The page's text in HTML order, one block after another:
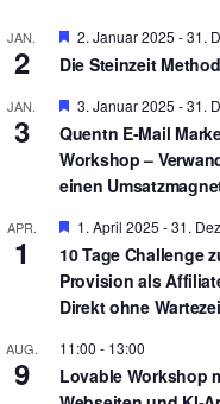
JAN.
2
H
r
o
r
e
h
b
e
n
2. Januar 2025 -31.
Die Steinzeit
JAN.
3
H
r
v
o
r
g
e
h
o
b
e
3. Januar 2025 -31.
Quentn E-Mail
Workshop –
einen
APR.
1
H
e
r
v
o
r
g
e
h
o
1. April 2025 -31.
10 Tage Challenge
Provision als
Direkt ohne
AUG.
9
11:00 - 13:00
Lovable Workshop